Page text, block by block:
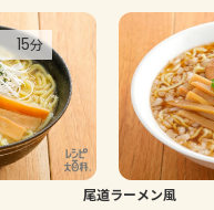
15分
尾道ラーメン風